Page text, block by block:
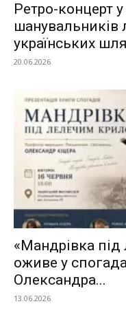
Ретро-концерт
шанувальників
українських
20.06.2026
«Мандрівка
оживе у
Олександра...
13.06.2026